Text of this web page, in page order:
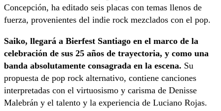
Concepción, ha editado seis placas con temas llenos de
fuerza, provenientes del indie rock mezclados con el pop.
Saiko, llegará a Bierfest Santiago en el marco de la
celebración de sus 25 años de trayectoria, y como una
banda absolutamente consagrada en la escena. Su
propuesta de pop rock alternativo, contiene canciones
interpretadas con el virtuosismo y carisma de Denisse
Malebrán y el talento y la experiencia de Luciano Rojas.